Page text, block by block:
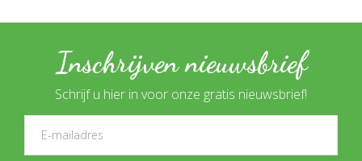
Inschrijven nieuwsbrief
Schrijf u hier in voor onze gratis nieuwsbrief!